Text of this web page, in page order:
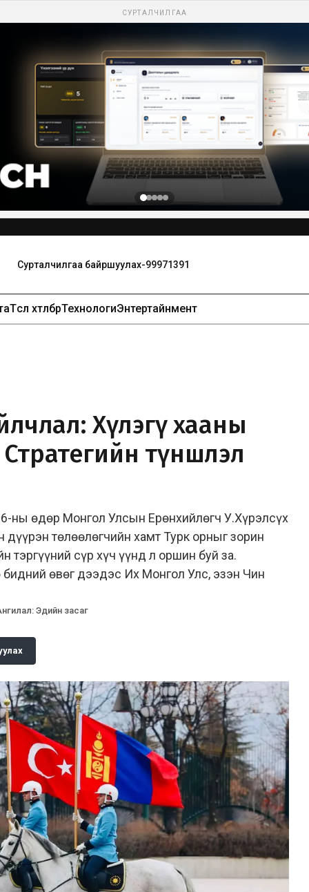
СУРТАЛЧИЛГАА
Төсөл хөтөлбөрТехнологиЭнтертайнмент
Хүлэгү хааны
түншлэл
ны өдөр Монгол Улсын Ерөнхийлөгч У.Хүрэлсүх
төлөөлөгчийн хамт Турк орныг зорин
тэргүүний сүр хүч үүнд л оршин буй за.
өвөг дээдэс Их Монгол Улс, эзэн Чин
: Эдийн засаг